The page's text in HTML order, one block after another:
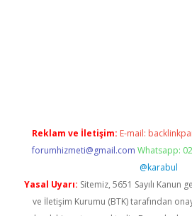
Reklam ve İletişim: E-mail:
forumhizmeti@gmail.com Whatsapp:
@karabul
Yasal Uyarı: Sitemiz, 5651 Sayılı Kanun
ve İletişim Kurumu (BTK) tarafından